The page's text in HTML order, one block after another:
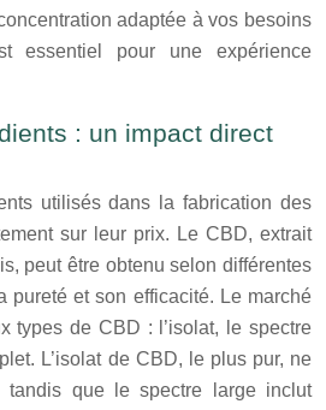
adaptée à vos besoins
essentiel pour une expérience
: un impact direct
utilisés dans la fabrication des
sur leur prix. Le CBD, extrait
peut être obtenu selon différentes
pureté et son efficacité. Le marché
types de CBD : l’isolat, le spectre
L’isolat de CBD, le plus pur, ne
tandis que le spectre large inclut